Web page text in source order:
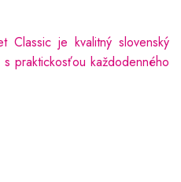
Classic je kvalitný slovenský
praktickosťou každodenného